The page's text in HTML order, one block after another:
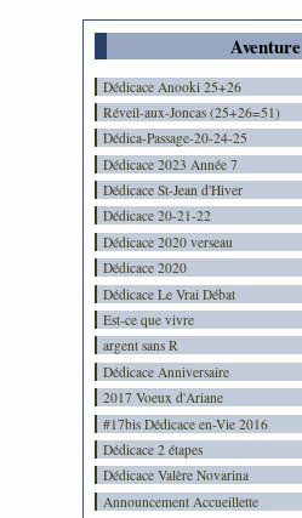
Aventure
Dédicace Anooki 25+26
Réveil-aux-Joncas (25+26=51)
Dédica-Passage-20-24-25
Dédicace 2023 Année 7
Dédicace St-Jean d'Hiver
Dédicace 20-21-22
Dédicace 2020 verseau
Dédicace 2020
Dédicace Le Vrai Débat
Est-ce que vivre
argent sans R
Dédicace Anniversaire
2017 Voeux d'Ariane
#17bis Dédicace en-Vie 2016
Dédicace 2 étapes
Dédicace Valère Novarina
Announcement Accueillette